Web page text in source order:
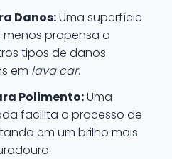
Danos:Uma superfície
menos propensa a
tipos de danos
em lava car.
Polimento:Uma
facilita o processo de
em um brilho mais